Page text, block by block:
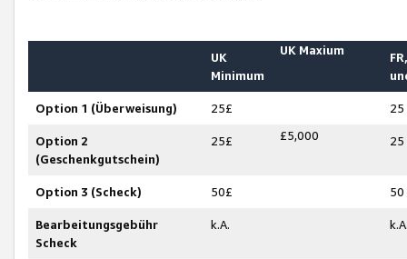
UK
Minimum
UK Maxium
Option 1 (Überweisung) 25£ 25
Option 2
(Geschenkgutschein)
25£ £5,000 25
Option 3 (Scheck) 50£ 50
Bearbeitungsgebühr
Scheck
k.A.